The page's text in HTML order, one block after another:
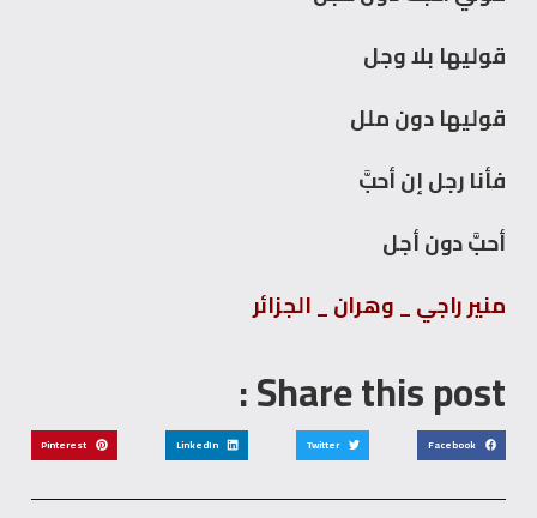
قوليها بلا وجل
قوليها دون ملل
فأنا رجل إن أحبَّ
أحبَّ دون أجل
منير راجي _ وهران _ الجزائر
Share this post :
Facebook
Twitter
LinkedIn
Pinterest